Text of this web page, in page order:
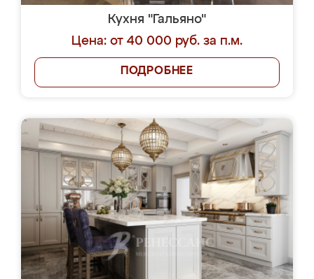
Кухня "Гальяно"
Цена: от 40 000 руб. за п.м.
ПОДРОБНЕЕ